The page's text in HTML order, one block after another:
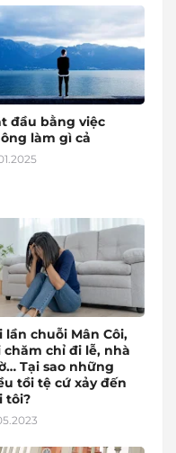
đầu bằng việc
làm gì cả
lần chuỗi Mân Côi,
chăm chỉ đi lễ, nhà
Tại sao những
tồi tệ cứ xảy đến
tôi?